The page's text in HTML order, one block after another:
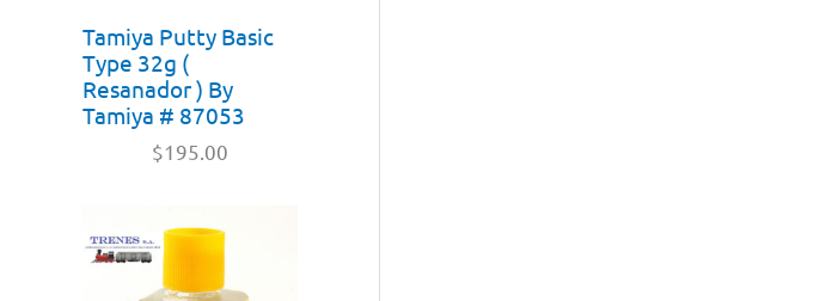
Tamiya Putty Basic
Type 32g (
Resanador ) By
Tamiya # 87053
$195.00